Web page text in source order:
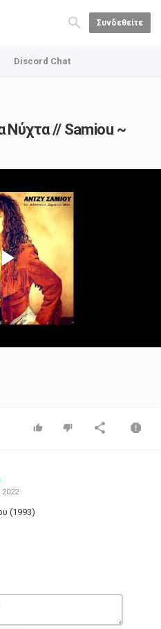
Συνδεθείτε
Discord Chat
Νύχτα // Samiou ~
Play
Video
2022
(1993)